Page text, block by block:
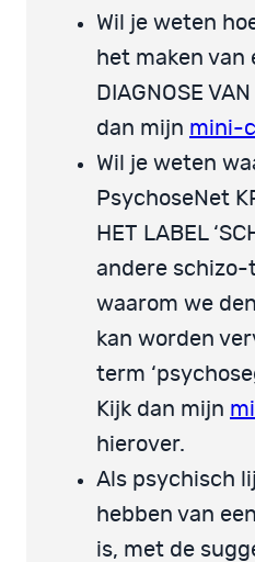
Wil je weten
het maken van
DIAGNOSE
dan mijn mini-
Wil je weten
PsychoseNet
HET LABEL
andere schizo-
waarom we
kan worden
term
Kijk dan mijn
hierover.
Als psychisch
hebben van
is, met de